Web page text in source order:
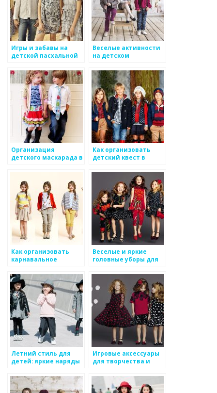
Игры и забавы на
детской пасхальной
Веселые активности
на детском
Организация
детского маскарада в
рекомендации
Как организовать
детский квест в
сокровищница»
Как организовать
карнавальное
Веселые и яркие
головные уборы для
Летний стиль для
детей: яркие наряды
Игровые аксессуары
для творчества и